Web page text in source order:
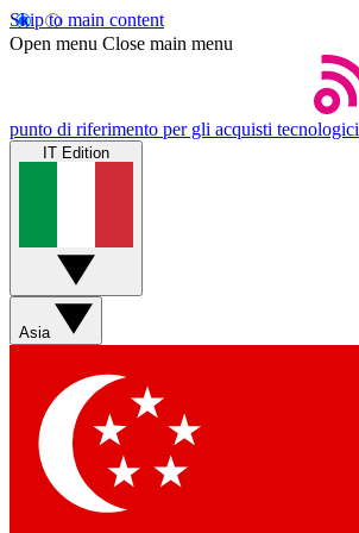
Skip to main content
Open menu Close main menu
punto di riferimento per gli acquisti tecnologici
IT Edition
Asia